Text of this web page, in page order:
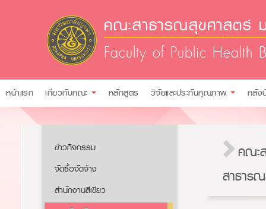
คณะสาธารณสุขศาสตร์
Faculty of Public Health
หน้าแรก เกี่ยวกับคณะ หลักสูตร วิจัยและประกันคุณภาพ คลั
ข่าวกิจกรรม
จัดซื้อจัดจ้าง
สำนักงานสีเขียว
คณะ
สาธาร